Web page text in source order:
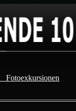
Fotoexkursionen